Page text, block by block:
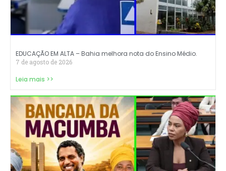
EDUCAÇÃO EM ALTA – Bahia melhora nota do Ensino Médio.
7 de agosto de 2026
Leia mais >>